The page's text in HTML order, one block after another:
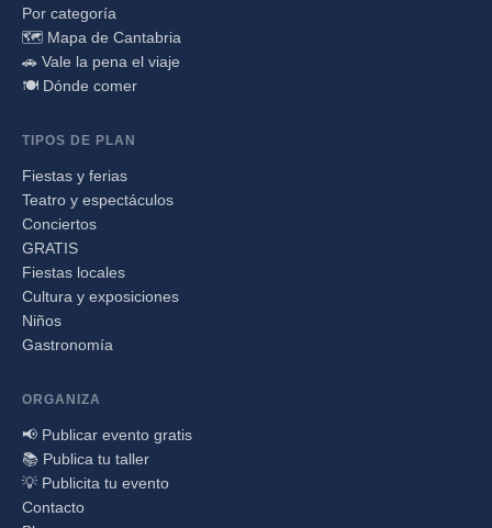
Por categoría
🗺️ Mapa de Cantabria
🚗 Vale la pena el viaje
🍽️ Dónde comer
TIPOS DE PLAN
Fiestas y ferias
Teatro y espectáculos
Conciertos
GRATIS
Fiestas locales
Cultura y exposiciones
Niños
Gastronomía
ORGANIZA
📢 Publicar evento gratis
📚 Publica tu taller
💡 Publicita tu evento
Contacto